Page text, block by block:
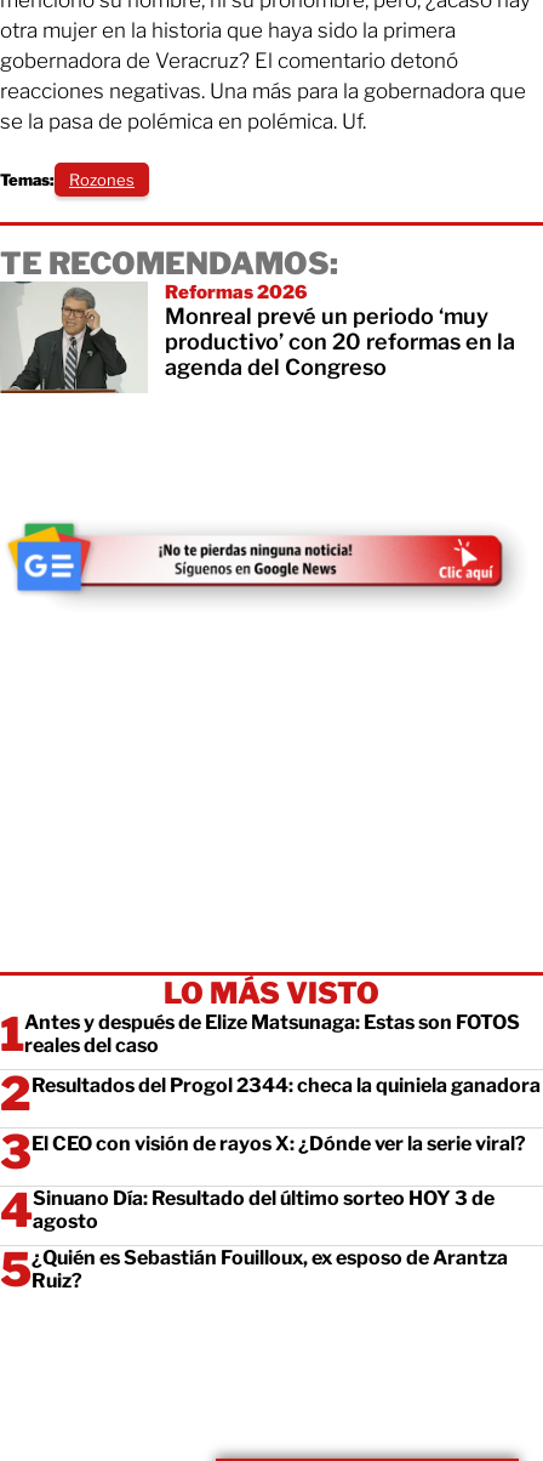
otra mujer en la historia que haya sido la primera
gobernadora de Veracruz? El comentario detonó
reacciones negativas. Una más para la gobernadora que
se la pasa de polémica en polémica. Uf.
Temas: Rozones
TE RECOMENDAMOS:
Reformas 2026
Monreal prevé un periodo ‘muy
productivo’ con 20 reformas en la
agenda del Congreso
LO MÁS VISTO
Antes y después de Elize Matsunaga: Estas son FOTOS
reales del caso
Resultados del Progol 2344: checa la quiniela ganadora
El CEO con visión de rayos X: ¿Dónde ver la serie viral?
Sinuano Día: Resultado del último sorteo HOY 3 de
agosto
¿Quién es Sebastián Fouilloux, ex esposo de Arantza
Ruiz?